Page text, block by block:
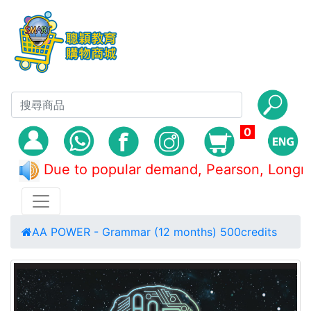
0
Due to popular demand, Pearson,
AA POWER - Grammar (12 months) 500credits